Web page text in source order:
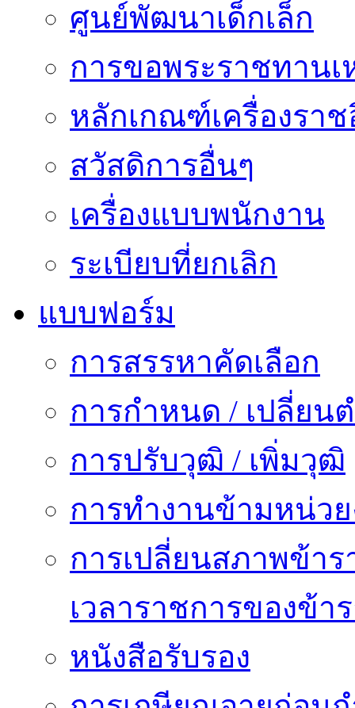
ศูนย์พัฒนาเด็กเล็ก
การขอพระราชทาน
หลักเกณฑ์เครื่องรา
สวัสดิการอื่นๆ
เครื่องแบบพนักงาน
ระเบียบที่ยกเลิก
แบบฟอร์ม
การสรรหาคัดเลือก
การกำหนด / เปลี่ยน
การปรับวุฒิ / เพิ่มวุฒิ
การทำงานข้ามหน่ว
การเปลี่ยนสภาพข้า
เวลาราชการของข้า
หนังสือรับรอง